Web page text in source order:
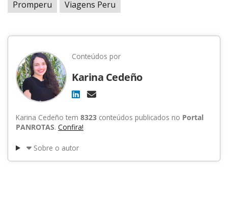
Promperu Viagens Peru
Conteúdos por
Karina Cedeño
Karina Cedeño tem 8323 conteúdos publicados no Portal
PANROTAS. Confira!
Sobre o autor